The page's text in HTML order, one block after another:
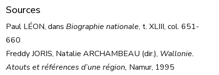
Sources
Paul LÉON, dans Biographie nationale, t. XLIII, col. 651-
660
Freddy JORIS, Natalie ARCHAMBEAU (dir.), Wallonie.
Atouts et références d’une région, Namur, 1995